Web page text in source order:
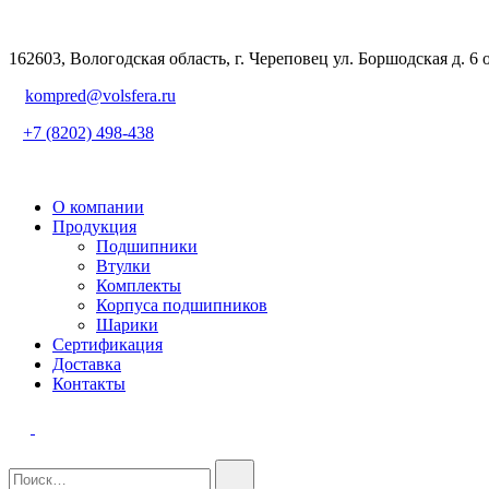
162603, Вологодская область, г. Череповец ул. Боршодская д. 6
kompred@volsfera.ru
+7 (8202) 498-438
О компании
Продукция
Подшипники
Втулки
Комплекты
Корпуса подшипников
Шарики
Сертификация
Доставка
Контакты